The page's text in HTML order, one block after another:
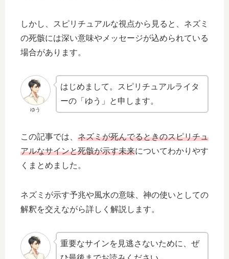
しかし、スピリチュアルな視点から見ると、ネズミ
の死骸には深い意味やメッセージが込められている
場合があります。
ゆう
はじめまして。スピリチュアルライタ
ーの「ゆう」と申します。
この記事では、 ネズミが死んでるときのスピリチュ
アルなサインと死骸が示す未来についてわかりやす
くまとめました。
ネズミが示す予兆や風水の意味、神の使いとしての
解釈を交えながら詳しく解説します。
重要なサインを見逃さないために、ぜ